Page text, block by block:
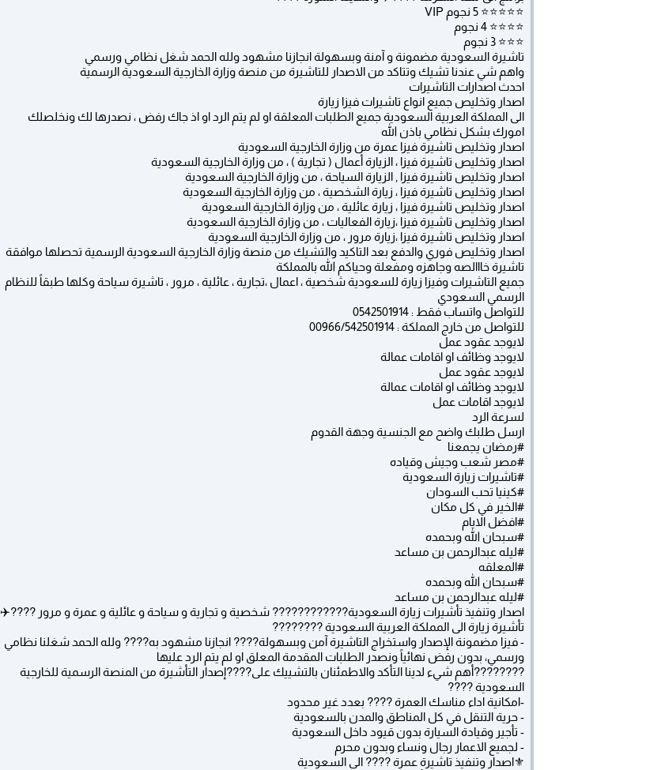
⭐️⭐️⭐️⭐️⭐️ 5 نجوم VIP
⭐️⭐️⭐️⭐️ 4 نجوم
⭐️⭐️⭐️ 3 نجوم
تاشيرة السعودية مضمونة و آمنة وبسهولة انجازنا مشهود ولله الحمد شغل نظامي ورسمي
واهم شي عندنا تشيك وتتاكد من الاصدار للتاشيرة من منصة وزارة الخارجية السعودية الرسمية
احدث اصدارات التاشيرات
اصدار وتخليص جميع انواع تاشيرات فيزا زيارة
الى المملكة العربية السعودية جميع الطلبات المعلقة او لم يتم الرد او اذ جاك رفض ، نصدرها لك ونخلصلك
امورك بشكل نظامي باذن الله
اصدار وتخليص تاشيرة فيزا عمرة من وزارة الخارجية السعودية
اصدار وتخليص تاشيرة فيزا ، الزيارة أعمال ( تجارية ) ، من وزارة الخارجية السعودية
اصدار وتخليص تاشيرة فيزا , الزيارة السياحة ، من وزارة الخارجية السعودية
اصدار وتخليص تاشيرة فيزا ، زيارة الشخصية ، من وزارة الخارجية السعودية
اصدار وتخليص تاشيرة فيزا ، زيارة عائلية ، من وزارة الخارجية السعودية
اصدار وتخليص تاشيرة فيزا ،زيارة الفعاليات ، من وزارة الخارجية السعودية
اصدار وتخليص تاشيرة فيزا ،زيارة مرور ، من وزارة الخارجية السعودية
اصدار وتخليص فوري والدفع بعد التاكيد والتشيك من منصة وزارة الخارجية السعودية الرسمية تحصلها موافقة
تاشيرة خااالصه وجاهزه ومفعلة وحياكم الله بالمملكة
جميع التاشيرات وفيزا زيارة للسعودية شخصية ، اعمال ،تجارية ، عائلية ، مرور ، تاشيرة سياحة وكلها طبقاً للنظام
الرسمي السعودي
للتواصل واتساب فقط : 0542501914
للتواصل من خارج المملكة : 00966/542501914
لايوجد عقود عمل
لايوجد وظائف او اقامات عمالة
لايوجد عقود عمل
لايوجد وظائف او اقامات عمالة
لايوجد اقامات عمل
لسرعة الرد
ارسل طلبك واضح مع الجنسية وجهة القدوم
#رمضان يجمعنا
#مصر شعب وجيش وقياده
#تاشيرات زيارة السعودية
#كينيا تحب السودان
#الخير في كل مكان
#افضل الايام
#سبحان الله وبحمده
#ليله عبدالرحمن بن مساعد
#المعلقه
#سبحان الله وبحمده
#ليله عبدالرحمن بن مساعد
اصدار وتنفيذ تأشيرات زيارة السعودية???????????? شخصية و تجارية و سياحة و عائلية و عمرة و مرور ????✈️
تأشيرة زيارة الى المملكة العربية السعودية ????????
- فيزا مضمونة الإصدار واستخراج التاشيرة آمن وبسهولة???? انجازنا مشهود به???? ولله الحمد شغلنا نظامي
ورسمي، بدون رفض نهائياً ونصدر الطلبات المقدمة المعلق او لم يتم الرد عليها
????????أهم شيء لدينا التأكد والاطمئنان بالتشييك على????إصدار التأشيرة من المنصة الرسمية للخارجية
السعودية ????
-امكانية اداء مناسك العمرة ???? بعدد غير محدود
- حرية التنقل في كل المناطق والمدن بالسعودية
- تأجير وقيادة السيارة بدون قيود داخل السعودية
- لجميع الاعمار رجال ونساء وبدون محرم
⚜️اصدار وتنفيذ تاشيرة عمرة ???? الى السعودية